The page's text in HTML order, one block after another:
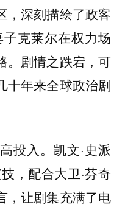
，深刻描绘了政客
克莱尔在权力场
。剧情之跌宕，可
十年来全球政治剧
投入。凯文·史派
，配合大卫·芬奇
，让剧集充满了电